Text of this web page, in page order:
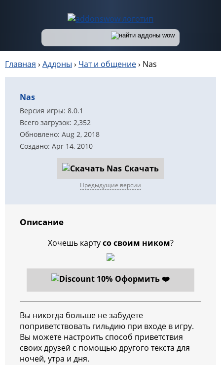
Главная › Аддоны › Чат и общение› Nas
Nas
Версия игры: 8.0.1
Всего загрузок: 2,352
Обновлено: Aug 2, 2018
Создано: Apr 14, 2010
Скачать
Предыдущие версии
Описание
Хочешь картусо своим ником?
Оформить ❤️
Вы никогда больше не забудете
поприветствовать гильдию при входе в игру.
Вы можете настроить способ приветствия
своих друзей с помощью другого текста для
ночей, утра и дня.